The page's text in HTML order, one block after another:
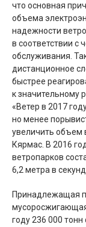
что основная
объема
надежности
в соответствии с
обслуживания.
дистанционное
быстрее
к значительному
«Ветер в 2017
но менее
увеличить объем
Кярмас. В 2016
ветропарков
6,2 метра в
Принадлежащая
году 236 000